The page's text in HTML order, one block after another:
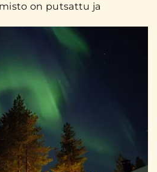
on putsattu ja